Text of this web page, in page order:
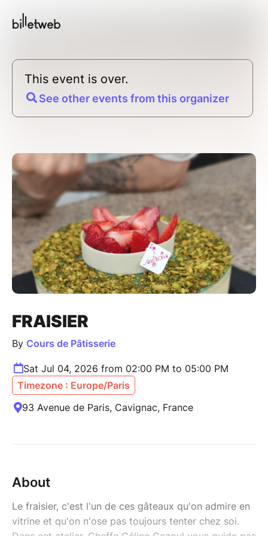
This event is over.
See other events from this organizer
FRAISIER
By Cours de Pâtisserie
Sat Jul 04, 2026 from 02:00 PM to 05:00 PM
Timezone : Europe/Paris
93 Avenue de Paris, Cavignac, France
About
Le fraisier, c'est l'un de ces gâteaux qu'on admire en
vitrine et qu'on n'ose pas toujours tenter chez soi.